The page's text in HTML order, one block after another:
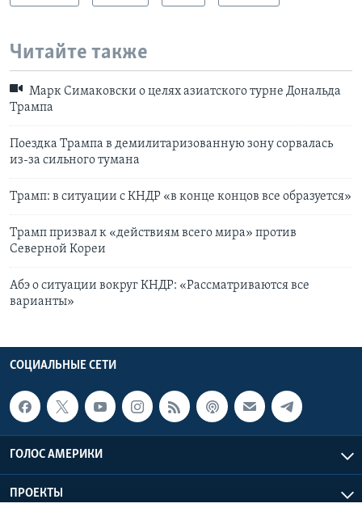
Читайте также
Марк Симаковски о целях азиатского турне Дональда
Трампа
Поездка Трампа в демилитаризованную зону сорвалась
из-за сильного тумана
Трамп: в ситуации с КНДР «в конце концов все образуется»
Трамп призвал к «действиям всего мира» против
Северной Кореи
Абэ о ситуации вокруг КНДР: «Рассматриваются все
варианты»
СОЦИАЛЬНЫЕ СЕТИ
ГОЛОС АМЕРИКИ
ПРОЕКТЫ